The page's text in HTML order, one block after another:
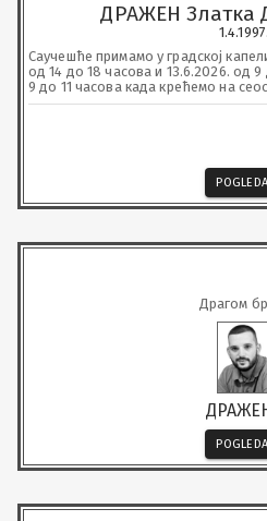
ДРАЖЕН
1.4.1997.
Саучешће примамо у градској
од 14 до 18 часова и 13.6.2026. од
9 до 11 часова када крећемо на
Раичевине, ђе ће се обавити
Драгом